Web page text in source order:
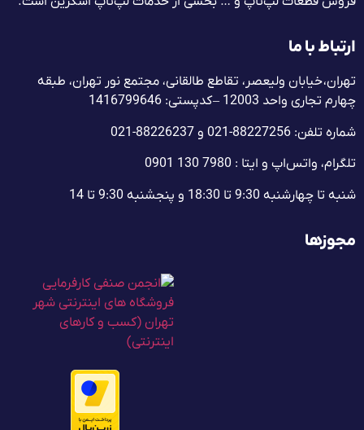
ارتباط با ما
تهران، خیابان ولیعصر، تقاطع طالقانی، مجتمع نور تهران، طبقه
چهارم تجاری واحد 12003 – کدپستی: 1416799646
شماره تلفن: 88227256-021 و 88226237-021
تلگرام، واتس‌اپ و ایتا : 7980 130 0901
شنبه تا چهارشنبه 9:30 تا 18:30 و پنجشنبه‌ 9:30 تا 14
مجوزها